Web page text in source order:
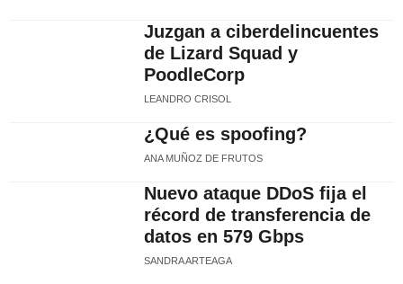
Juzgan a ciberdelincuentes
de Lizard Squad y
PoodleCorp
LEANDRO CRISOL
¿Qué es spoofing?
ANA MUÑOZ DE FRUTOS
Nuevo ataque DDoS fija el
récord de transferencia de
datos en 579 Gbps
SANDRA ARTEAGA